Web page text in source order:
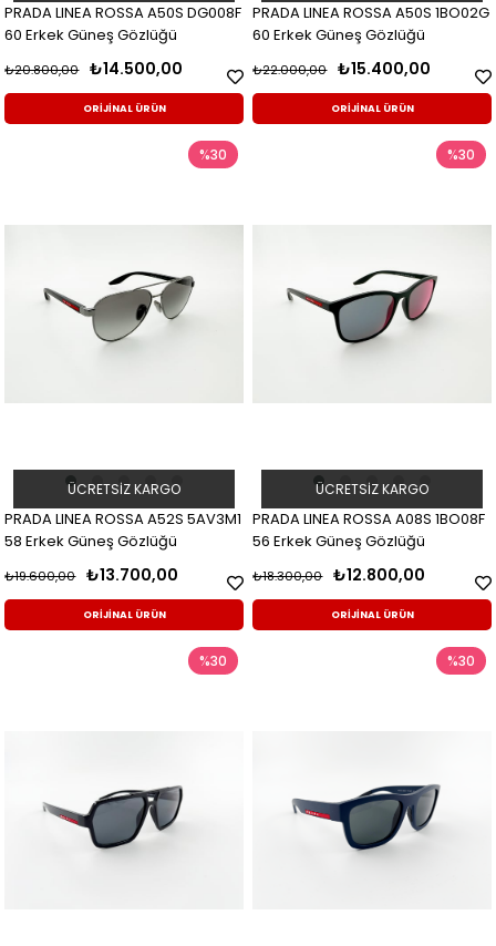
PRADA LINEA ROSSA A50S DG008F
60 Erkek Güneş Gözlüğü
₺14.500,00
₺20.800,00
ORİJİNAL ÜRÜN
PRADA LINEA ROSSA A50S 1BO02G
60 Erkek Güneş Gözlüğü
₺15.400,00
₺22.000,00
ORİJİNAL ÜRÜN
PRADA LINEA ROSSA A52S 5AV3M1
58 Erkek Güneş Gözlüğü
₺13.700,00
₺19.600,00
%30
ÜCRETSIZ KARGO
ORİJİNAL ÜRÜN
PRADA LINEA ROSSA A08S 1BO08F
56 Erkek Güneş Gözlüğü
₺12.800,00
₺18.300,00
%30
ÜCRETSIZ KARGO
ORİJİNAL ÜRÜN
%30 %30